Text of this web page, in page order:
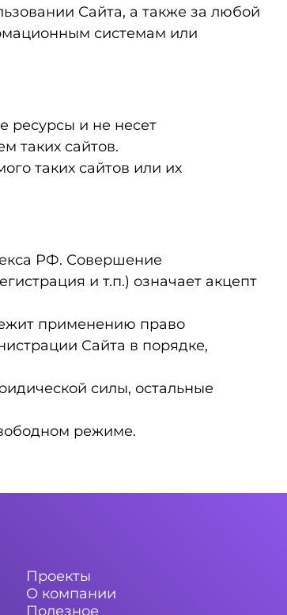
Сайта, а также за любой
системам или
ресурсы и не несет
таких сайтов.
таких сайтов или их
РФ. Совершение
и т.п.) означает акцепт
применению право
Сайта в порядке,
силы, остальные
режиме.
Проекты
О компании
Полезное